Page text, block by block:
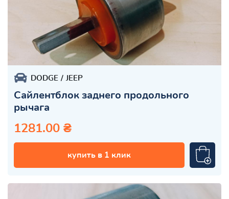
DODGE JEEP
Сайлентблок заднего продольного
рычага
1281.00 ₴
купить в 1 клик